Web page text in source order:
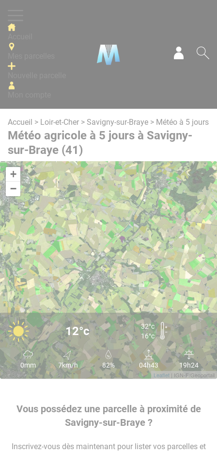
Accueil > Loir-et-Cher > Savigny-sur-Braye > Météo à 5 jours
Météo agricole à 5 jours à Savigny-
sur-Braye (41)
+
−
Leaflet | IGN-F/Geoportail
12°c
32°c
16°c
0mm 7km/h 82% 04h43 19h24
Vous possédez une parcelle à proximité de
Savigny-sur-Braye ?
Inscrivez-vous dès maintenant pour lister vos parcelles et